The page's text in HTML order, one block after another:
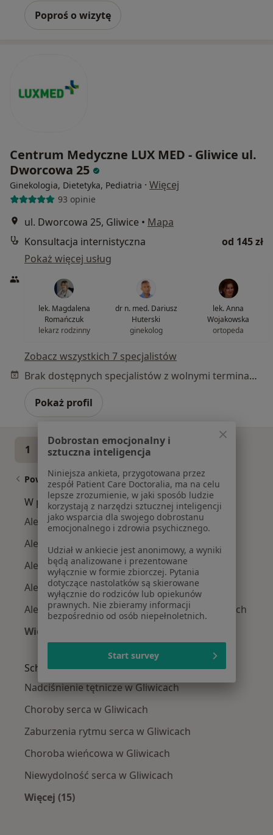
Poproś o wizytę
Centrum Medyczne LUX MED - Gliwice ul.
Dworcowa 25
Ginekologia, Dietetyka, Pediatria · Więcej
93 opinie
ul. Dworcowa 25, Gliwice • Mapa
Konsultacja internistyczna
od 145 zł
Pokaż więcej usług
lek. Magdalena
Romańczuk
lekarz rodzinny
dr n. med. Dariusz
Huterski
ginekolog
lek. Anna
Wojakowska
ortopeda
Zobacz wszystkich 7 specjalistów
Brak dostępnych specjalistów z wolnymi terminami w tym centrum medycznym.
Pokaż profil
1 2
Powiązane wyszukiwania
W pobliżu Gliwic
Alergia dróg oddechowych w Katowicach
Alergia dróg oddechowych w Mikołowie
Alergia dróg oddechowych w Tychach
Alergia dróg oddechowych w Zabrzu
Alergia dróg oddechowych w Piekarach Śląskich
Więcej (13)
Więcej w kategorii: W pobliżu Gliwic
Schorzenia w Gliwicach
Nadciśnienie tętnicze w Gliwicach
Choroby serca w Gliwicach
Zaburzenia rytmu serca w Gliwicach
Choroba wieńcowa w Gliwicach
Niewydolność serca w Gliwicach
Więcej (15)
Dobrostan emocjonalny i
sztuczna inteligencja
Niniejsza ankieta, przygotowana przez
zespół Patient Care Doctoralia, ma na celu
lepsze zrozumienie, w jaki sposób ludzie
korzystają z narzędzi sztucznej inteligencji
jako wsparcia dla swojego dobrostanu
emocjonalnego i zdrowia psychicznego.
Udział w ankiecie jest anonimowy, a wyniki
będą analizowane i prezentowane
wyłącznie w formie zbiorczej. Pytania
dotyczące nastolatków są skierowane
wyłącznie do rodziców lub opiekunów
prawnych. Nie zbieramy informacji
bezpośrednio od osób niepełnoletnich.
Start survey